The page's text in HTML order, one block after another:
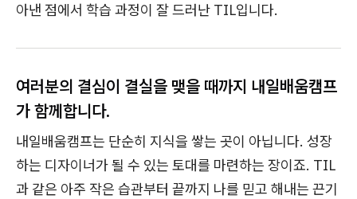
아낸 점에서 학습 과정이 잘 드러난 TIL입니다.
여러분의 결심이 결실을 맺을 때까지 내일배움캠프
가 함께합니다.
내일배움캠프는 단순히 지식을 쌓는 곳이 아닙니다. 성장
하는 디자이너가 될 수 있는 토대를 마련하는 장이죠. TIL
과 같은 아주 작은 습관부터 끝까지 나를 믿고 해내는 끈기